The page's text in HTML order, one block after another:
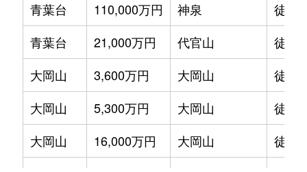
青葉台
110,000万円 神泉
徒歩
青葉台
21,000万円 代官山
徒歩
大岡山
3,600万円 大岡山
徒歩
大岡山
5,300万円 大岡山
徒歩
大岡山
16,000万円 大岡山
徒歩